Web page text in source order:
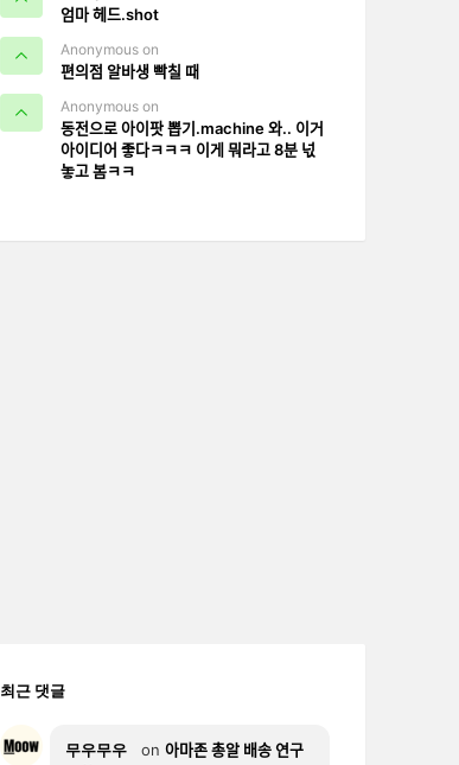
엄마 헤드.shot
Anonymous on
편의점 알바생 빡칠 때
Anonymous on
동전으로 아이팟 뽑기.machine 와.. 이거
아이디어 좋다ㅋㅋㅋ 이게 뭐라고 8분 넋
놓고 봄ㅋㅋ
최근 댓글
무우무우 on 아마존 총알 배송 연구